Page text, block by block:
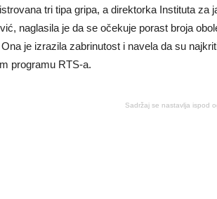
tri tipa gripa, a direktorka Instituta za
naglasila je da se očekuje porast broja
je izrazila zabrinutost i navela da su
programu RTS-a.
Sadržaj se nastavlja ispod